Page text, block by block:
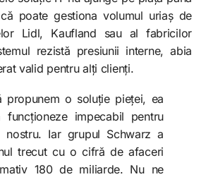
poate gestiona volumul uriaș de
Lidl, Kaufland sau al fabricilor
rezistă presiunii interne, abia
valid pentru alți clienți.
propunem o soluție pieței, ea
funcționeze impecabil pentru
nostru. Iar grupul Schwarz a
trecut cu o cifră de afaceri
180 de miliarde. Nu ne